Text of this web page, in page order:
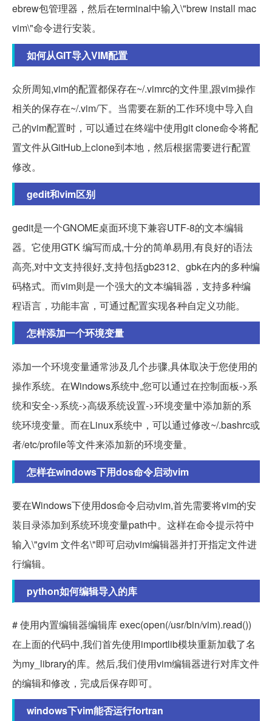
ebrew包管理器，然后在terminal中输入\"brew install mac
vim\"命令进行安装。
如何从GIT导入VIM配置
众所周知,vim的配置都保存在~/.vimrc的文件里,跟vim操作
相关的保存在~/.vim/下。当需要在新的工作环境中导入自
己的vim配置时，可以通过在终端中使用git clone命令将配
置文件从GitHub上clone到本地，然后根据需要进行配置
修改。
gedit和vim区别
gedit是一个GNOME桌面环境下兼容UTF-8的文本编辑
器。它使用GTK 编写而成,十分的简单易用,有良好的语法
高亮,对中文支持很好,支持包括gb2312、gbk在内的多种编
码格式。而vim则是一个强大的文本编辑器，支持多种编
程语言，功能丰富，可通过配置实现各种自定义功能。
怎样添加一个环境变量
添加一个环境变量通常涉及几个步骤,具体取决于您使用的
操作系统。在Windows系统中,您可以通过在控制面板->系
统和安全->系统->高级系统设置->环境变量中添加新的系
统环境变量。而在Linux系统中，可以通过修改~/.bashrc或
者/etc/profile等文件来添加新的环境变量。
怎样在windows下用dos命令启动vim
要在Windows下使用dos命令启动vim,首先需要将vim的安
装目录添加到系统环境变量path中。这样在命令提示符中
输入\"gvim 文件名\"即可启动vim编辑器并打开指定文件进
行编辑。
python如何编辑导入的库
# 使用内置编辑器编辑库 exec(open(/usr/bin/vim).read())
在上面的代码中,我们首先使用importlib模块重新加载了名
为my_library的库。然后,我们使用vim编辑器进行对库文件
的编辑和修改，完成后保存即可。
windows下vim能否运行fortran